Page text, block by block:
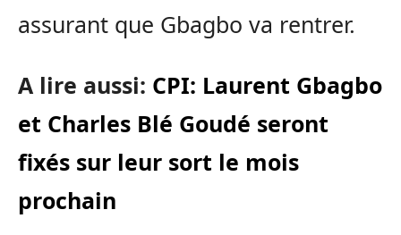
assurant que Gbagbo va rentrer.
A lire aussi: CPI: Laurent Gbagbo
et Charles Blé Goudé seront
fixés sur leur sort le mois
prochain